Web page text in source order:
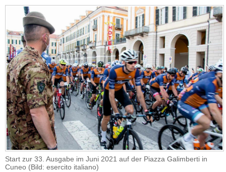
Start zur 33. Ausgabe im Juni 2021 auf der Piazza Galimberti in
Cuneo (Bild: esercito italiano)